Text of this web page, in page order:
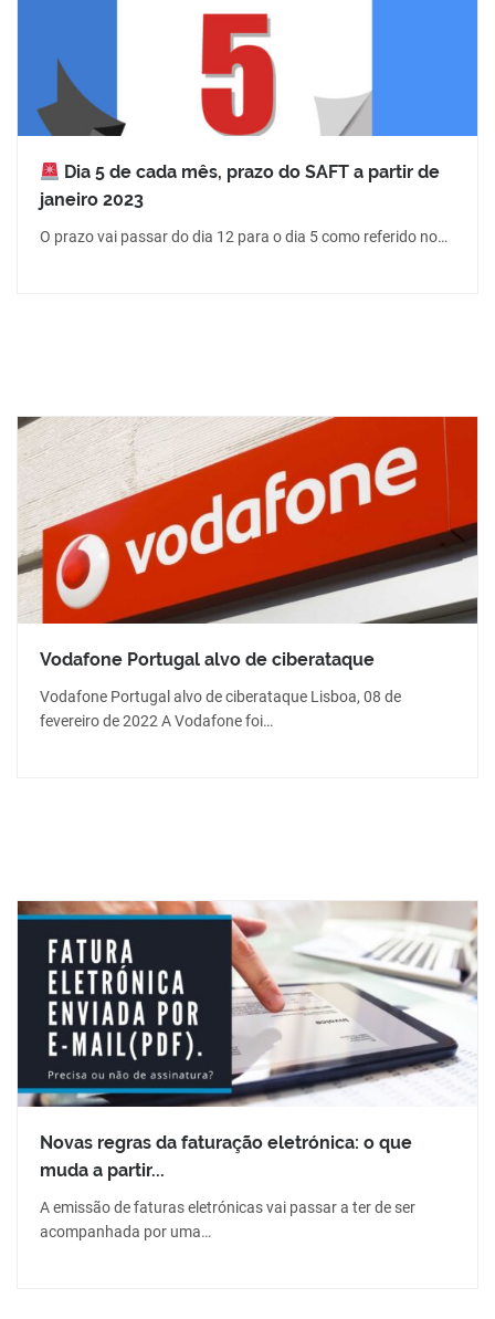
Dia 5 de cada mês, prazo do SAFT a partir de
janeiro 2023
O prazo vai passar do dia 12 para o dia 5 como referido no…
Vodafone Portugal alvo de ciberataque
Vodafone Portugal alvo de ciberataque Lisboa, 08 de
fevereiro de 2022 A Vodafone foi…
Novas regras da faturação eletrónica: o que
muda a partir...
A emissão de faturas eletrónicas vai passar a ter de ser
acompanhada por uma…